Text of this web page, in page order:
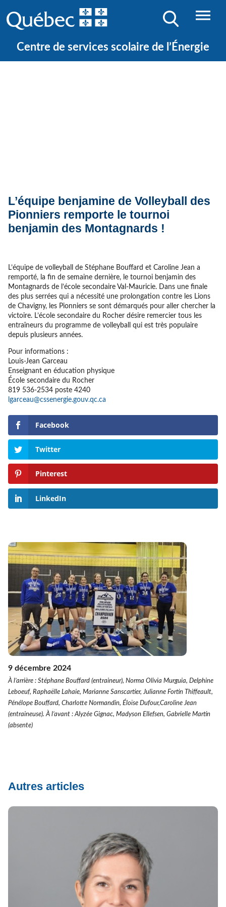
Centre de services scolaire de l’Énergie
L’équipe benjamine de Volleyball des
Pionniers remporte le tournoi
benjamin des Montagnards !
L’équipe de volleyball de Stéphane Bouffard et Caroline Jean a
remporté, la fin de semaine dernière, le tournoi benjamin des
Montagnards de l’école secondaire Val-Mauricie. Dans une finale
des plus serrées qui a nécessité une prolongation contre les Lions
de Chavigny, les Pionniers se sont démarqués pour aller chercher la
victoire. L’école secondaire du Rocher désire remercier tous les
entraîneurs du programme de volleyball qui est très populaire
depuis plusieurs années.
Pour informations :
Louis-Jean Garceau
Enseignant en éducation physique
École secondaire du Rocher
819 536-2534 poste 4240
lgarceau@cssenergie.gouv.qc.ca
Facebook
Twitter
Pinterest
LinkedIn
9 décembre 2024
À l’arrière : Stéphane Bouffard (entraineur), Norma Olivia Murguia, Delphine
Leboeuf, Raphaëlle Lahaie, Marianne Sanscartier, Julianne Fortin Thiffeault,
Pénélope Bouffard, Charlotte Normandin, Éloïse Dufour,Caroline Jean
(entraineuse). À l’avant : Alyzée Gignac, Madyson Ellefsen, Gabrielle Martin
(absente)
Autres articles